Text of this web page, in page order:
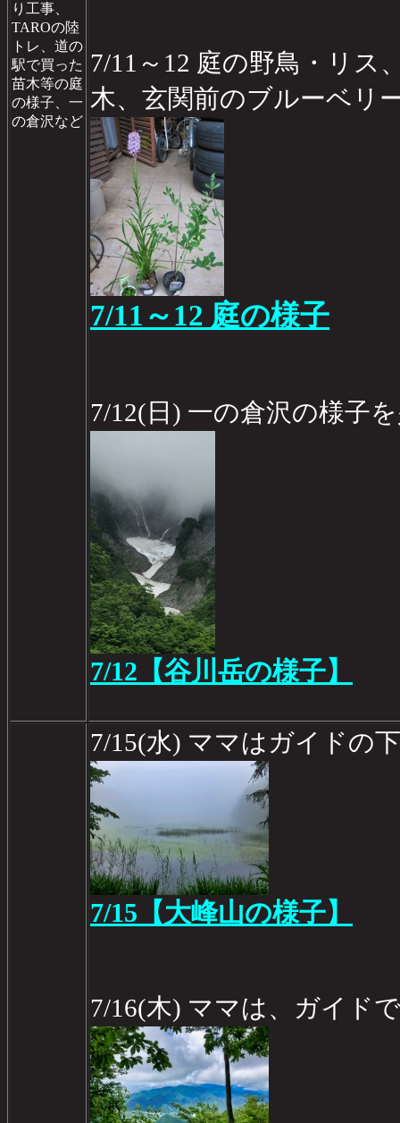
り工事、
TAROの陸
トレ、道の
駅で買った
苗木等の庭
の様子、一
の倉沢など
7/11～12 庭の野鳥・リス
木、玄関前のブルーベリ
7/11～12 庭の様子
7/12(日) 一の倉沢の様子
7/12【谷川岳の様子】
7/15(水) ママはガイドの
7/15【大峰山の様子】
7/16(木) ママは、ガイド